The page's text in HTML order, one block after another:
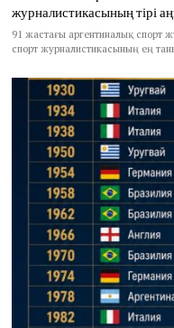
журналистикасының тірі
91 жастағы аргентиналық спорт
спорт журналистикасының ең